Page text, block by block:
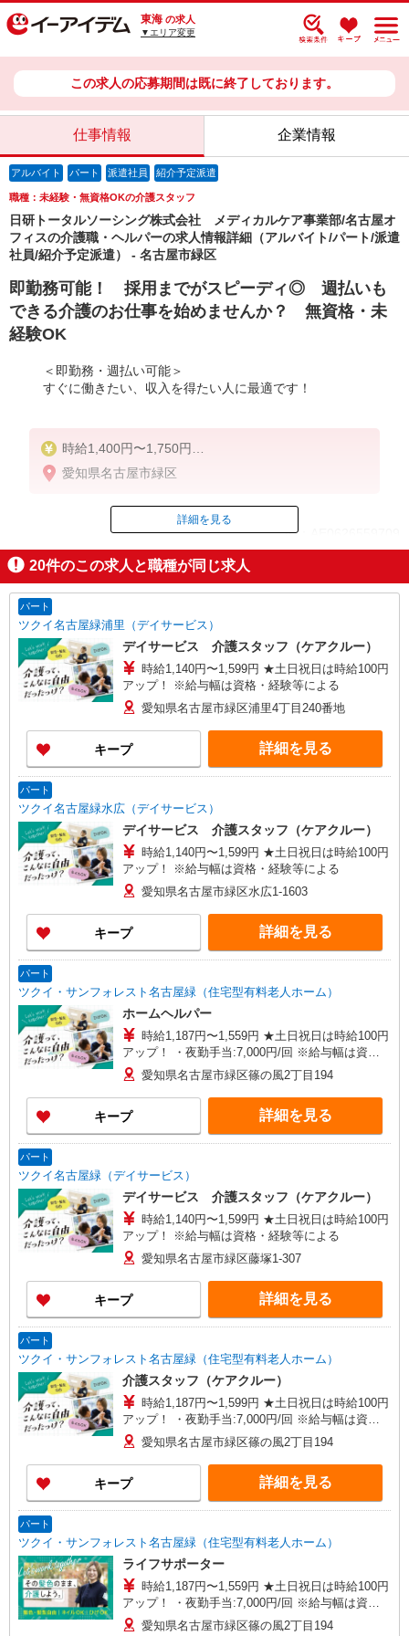
東海 の求人
▼エリア変更
この求人の応募期間は既に終了しております。
仕事情報 企業情報
アルバイト パート 派遣社員 紹介予定派遣
職種：未経験・無資格OKの介護スタッフ
日研トータルソーシング株式会社 メディカルケア事業部/名古屋オ
フィスの介護職・ヘルパーの求人情報詳細（アルバイト/パート/派遣
社員/紹介予定派遣） - 名古屋市緑区
即勤務可能！ 採用までがスピーディ◎ 週払いも
できる介護のお仕事を始めませんか？ 無資格・未
経験OK
＜即勤務・週払い可能＞
すぐに働きたい、収入を得たい人に最適です！
時給1,400円〜1,750円
★週払いOK（規定あり）
愛知県名古屋市緑区
ID：AE0626559709
掲載期間終了
詳細を見る
20件のこの求人と職種が同じ求人
パート
ツクイ名古屋緑浦里（デイサービス）
デイサービス 介護スタッフ（ケアクルー）
時給1,140円〜1,599円 ★土日祝日は時給100円
アップ！ ※給与幅は資格・経験等による
愛知県名古屋市緑区浦里4丁目240番地
キープ 詳細を見る
パート
ツクイ名古屋緑水広（デイサービス）
デイサービス 介護スタッフ（ケアクルー）
時給1,140円〜1,599円 ★土日祝日は時給100円
アップ！ ※給与幅は資格・経験等による
愛知県名古屋市緑区水広1-1603
キープ 詳細を見る
パート
ツクイ・サンフォレスト名古屋緑（住宅型有料老人ホーム）
ホームヘルパー
時給1,187円〜1,559円 ★土日祝日は時給100円
アップ！ ・夜勤手当:7,000円/回 ※給与幅は資
格・経験等による
愛知県名古屋市緑区篠の風2丁目194
キープ 詳細を見る
パート
ツクイ名古屋緑（デイサービス）
デイサービス 介護スタッフ（ケアクルー）
時給1,140円〜1,599円 ★土日祝日は時給100円
アップ！ ※給与幅は資格・経験等による
愛知県名古屋市緑区藤塚1-307
キープ 詳細を見る
パート
ツクイ・サンフォレスト名古屋緑（住宅型有料老人ホーム）
介護スタッフ（ケアクルー）
時給1,187円〜1,599円 ★土日祝日は時給100円
アップ！ ・夜勤手当:7,000円/回 ※給与幅は資
格・経験等による
愛知県名古屋市緑区篠の風2丁目194
キープ 詳細を見る
パート
ツクイ・サンフォレスト名古屋緑（住宅型有料老人ホーム）
ライフサポーター
時給1,187円〜1,559円 ★土日祝日は時給100円
アップ！ ・夜勤手当:7,000円/回 ※給与幅は資
格・経験等による
愛知県名古屋市緑区篠の風2丁目194